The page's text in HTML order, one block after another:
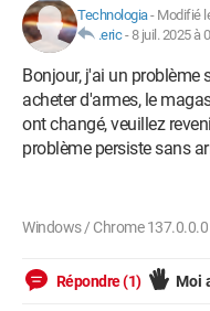
Technologia- Modifié
.eric-8 juil. 2025 à
Bonjour, j'ai un problème
acheter d'armes, le
ont changé, veuillez
problème persiste sans
Windows / Chrome 137.0.0.0
Répondre (1) Moi